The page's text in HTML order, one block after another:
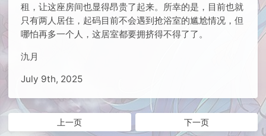
租，让这座房间也显得昂贵了起来。所幸的是，目前也就
只有两人居住，起码目前不会遇到抢浴室的尴尬情况，但
哪怕再多一个人，这居室都要拥挤得不得了了。
氿月
July 9th, 2025
上一页 下一页